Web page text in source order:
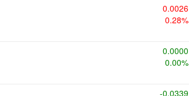
0.0026
0.28%
0.0000
0.00%
-0.0339